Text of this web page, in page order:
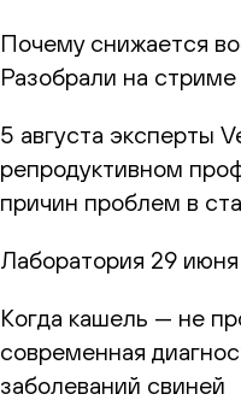
Почему снижается
Разобрали на стриме
5 августа эксперты
репродуктивном
причин проблем в
Лаборатория 29
Когда кашель — не
современная
заболеваний свиней